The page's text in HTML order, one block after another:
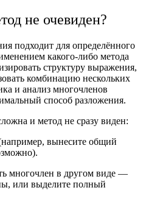
не очевиден?
подходит для определённого
какого-либо метода
структуру выражения,
комбинацию нескольких
и анализ многочленов
способ разложения.
и метод не сразу виден:
вынесите общий
многочлен в другом виде —
или выделите полный